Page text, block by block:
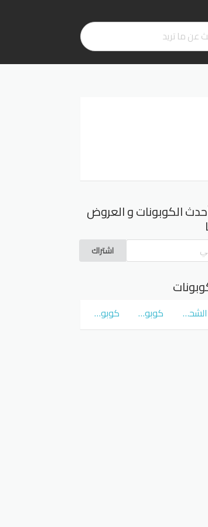
الكوبونات و العروض
اشتراك
الشحن المجاني كوبونات و عروض نمشي Namshi كوبونات و عروض نون Noon